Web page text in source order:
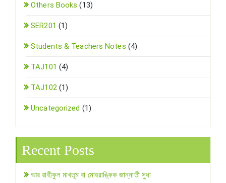
Others Books (13)
SER201 (1)
Students & Teachers Notes (4)
TAJ101 (4)
TAJ102(1)
Uncategorized (1)
Recent Posts
আর রাহীকুল মাখতূম বা মোহরাঙ্কিক জান্নাতী সুধা